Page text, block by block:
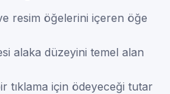
resim öğelerini içeren öğe
alaka düzeyini temel alan
tıklama için ödeyeceği tutar